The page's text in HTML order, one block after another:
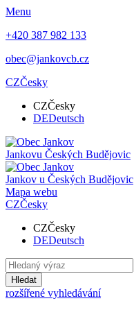
Menu
+420 387 982 133
obec@jankovcb.cz
CZČesky
CZČesky
DEDeutsch
Jankovu Českých Budějovic
Jankov u Českých Budějovic
Mapa webu
CZČesky
CZČesky
DEDeutsch
Hledat
rozšířené vyhledávání